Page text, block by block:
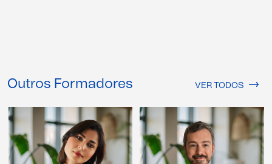
Outros Formadores VER TODOS